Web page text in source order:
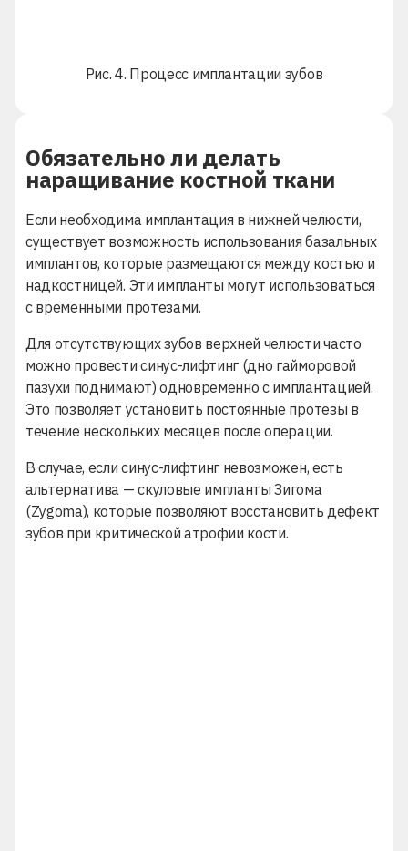
Рис. 4. Процесс имплантации зубов
Обязательно ли делать
наращивание костной ткани
Если необходима имплантация в нижней челюсти,
существует возможность использования базальных
имплантов, которые размещаются между костью и
надкостницей. Эти импланты могут использоваться
с временными протезами.
Для отсутствующих зубов верхней челюсти часто
можно провести синус-лифтинг (дно гайморовой
пазухи поднимают) одновременно с имплантацией.
Это позволяет установить постоянные протезы в
течение нескольких месяцев после операции.
В случае, еслисинус-лифтинг невозможен, есть
альтернатива —скуловые импланты Зигома
(Zygoma), которые позволяют восстановить дефект
зубов при критической атрофии кости.